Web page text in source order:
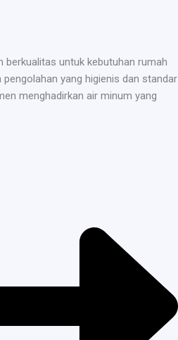
berkualitas untuk kebutuhan rumah
yang higienis dan standar
menghadirkan air minum yang